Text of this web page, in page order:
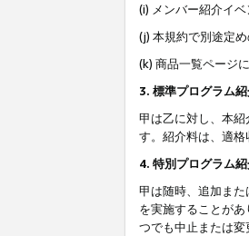
(i) メンバー紹介イ
(j) 本規約で別途定
(k) 商品一覧ページ
3. 標準プログラム
甲は乙に対し、本
す。紹介料は、適格
4. 特別プログラム
甲は随時、追加ま
を実施することが
つでも中止または